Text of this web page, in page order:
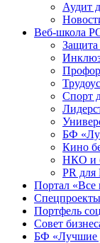
Аудит
Веб-школа
Защита
Спорт
БФ
Кино
НКО и
PR
Портал «Все
Спецпроекты
Портфель
Совет
БФ «Лучшие